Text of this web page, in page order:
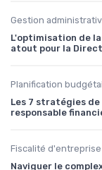
Gestion
L'optimisation de
atout pour la
Planification
Les 7 stratégies
responsable
Fiscalité d'entreprise
Naviguer le